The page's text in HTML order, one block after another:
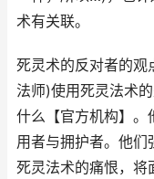
术有关联。
死灵术的反对者的观
法师)使用死灵法术
什么【官方机构】。
用者与拥护者。他
死灵法术的痛恨，将